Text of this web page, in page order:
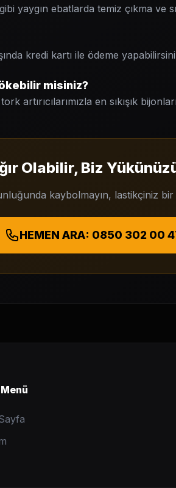
yaygın ebatlarda temiz çıkma ve
kredi kartı ile ödeme
misiniz?
artırıcılarımızla en sıkışık
Olabilir, Biz
kaybolmayın, lastikçiniz bir
HEMEN ARA: 0850 302 00
Menü